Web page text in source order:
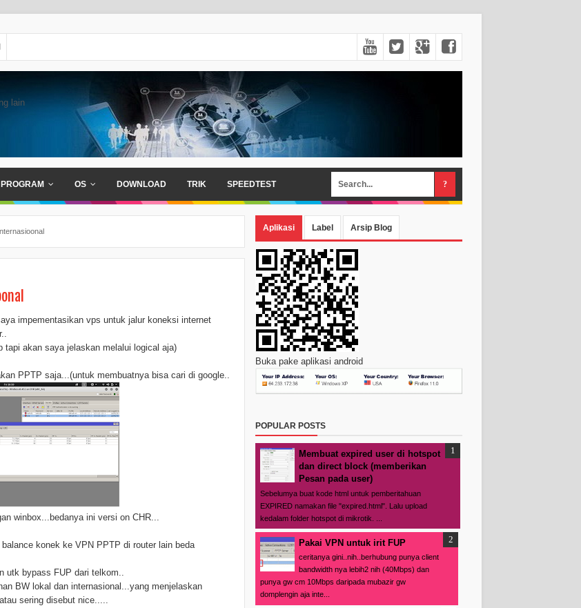
lain
PROGRAM OS DOWNLOAD TRIK SPEEDTEST
impementasikan vps untuk jalur koneksi internet
akan saya jelaskan melalui logical aja)
PPTP saja...(untuk membuatnya bisa cari di google..
winbox...bedanya ini versi on CHR...
konek ke VPN PPTP di router lain beda
utk bypass FUP dari telkom..
BW lokal dan internasional...yang menjelaskan
sering disebut nice.....
Aplikasi Label Arsip Blog
Buka pake aplikasi android
POPULAR POSTS
Membuat expired user di hotspot
dan direct block (memberikan
Pesan pada user)
Sebelumya buat kode html untuk pemberitahuan
EXPIRED namakan file "expired.html". Lalu upload
kedalam folder hotspot di mikrotik. ...
Pakai VPN untuk irit FUP
ceritanya gini..nih..berhubung punya client
bandwidth nya lebih2 nih (40Mbps) dan
punya gw cm 10Mbps daripada mubazir gw
domplengin aja inte...